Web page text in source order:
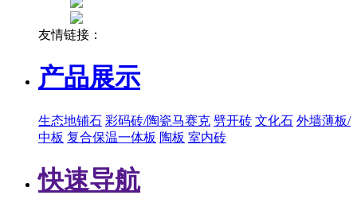
友情链接：
产品展示
生态地铺石 彩码砖/陶瓷马赛克 劈开砖 文化石 外墙薄板/
中板 复合保温一体板 陶板 室内砖
快速导航